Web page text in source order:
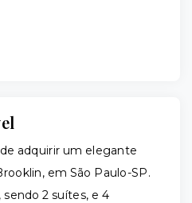
adquirir um elegante
em São Paulo-SP.
2 suítes, e 4